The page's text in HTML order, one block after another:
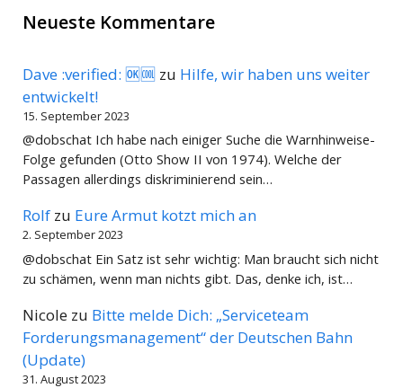
Neueste Kommentare
Dave :verified: 🆗🆒 zu Hilfe, wir haben uns weiter
entwickelt!
15. September 2023
@dobschat Ich habe nach einiger Suche die Warnhinweise-
Folge gefunden (Otto Show II von 1974). Welche der
Passagen allerdings diskriminierend sein…
Rolf zu Eure Armut kotzt mich an
2. September 2023
@dobschat Ein Satz ist sehr wichtig: Man braucht sich nicht
zu schämen, wenn man nichts gibt. Das, denke ich, ist…
Nicole zu Bitte melde Dich: „Serviceteam
Forderungsmanagement“ der Deutschen Bahn
(Update)
31. August 2023